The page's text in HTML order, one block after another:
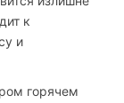
к
и
горячем